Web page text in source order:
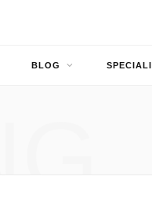
BLOG SPECIALI